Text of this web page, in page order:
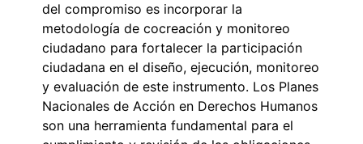
del compromiso es incorporar la
metodología de cocreación y monitoreo
ciudadano para fortalecer la participación
ciudadana en el diseño, ejecución, monitoreo
y evaluación de este instrumento. Los Planes
Nacionales de Acción en Derechos Humanos
son una herramienta fundamental para el